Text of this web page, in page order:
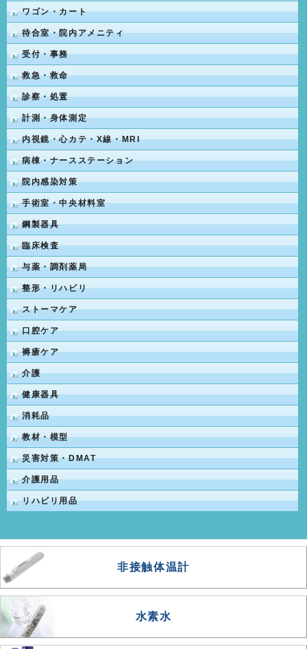
ワゴン・カート
待合室・院内アメニティ
受付・事務
救急・救命
診察・処置
計測・身体測定
内視鏡・心カテ・X線・MRI
病棟・ナースステーション
院内感染対策
手術室・中央材料室
鋼製器具
臨床検査
与薬・調剤薬局
整形・リハビリ
ストーマケア
口腔ケア
褥瘡ケア
介護
健康器具
消耗品
教材・模型
災害対策・DMAT
介護用品
リハビリ用品
非接触体温計
水素水